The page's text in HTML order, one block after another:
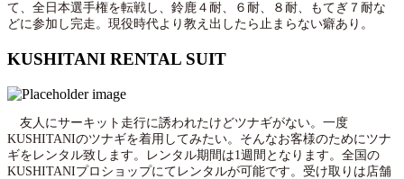
て、全日本選手権を転戦し、鈴鹿４耐、６耐、８耐、もてぎ７耐な
どに参加し完走。現役時代より教え出したら止まらない癖あり。
KUSHITANI RENTAL SUIT
友人にサーキット走行に誘われたけどツナギがない。一度
KUSHITANIのツナギを着用してみたい。そんなお客様のためにツナ
ギをレンタル致します。レンタル期間は1週間となります。全国の
KUSHITANIプロショップにてレンタルが可能です。受け取りは店舗